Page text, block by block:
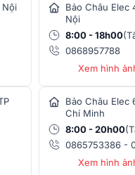
khuếch đại Class
hoạt động.
thông minh giúp thiết bị
cấp được chọn lọc kỹ
Nội
Bảo Châu Elec
Nội
8:00 - 18h00
0868957788
Xem hình
Bảo Châu Elec
Chí Minh
8:00 - 20h00
0865753386 -
Xem hình